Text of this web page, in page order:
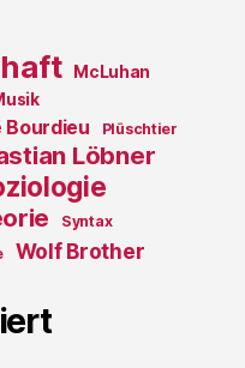
McLuhan
Bourdieu
Plüschtier
Löbner
Syntax
Wolf Brother